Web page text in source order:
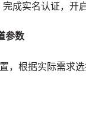
成实名认证，开
参数
，根据实际需求